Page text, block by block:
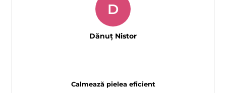
Calmează pielea eficient
D
Dănuț Nistor